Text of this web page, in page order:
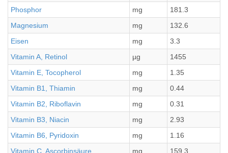
Phosphor
mg 181.3
Magnesium
mg 132.6
Eisen
mg 3.3
Vitamin A, Retinol
µg 1455
Vitamin E, Tocopherol
mg 1.35
Vitamin B1, Thiamin
mg 0.44
Vitamin B2, Riboflavin
mg 0.31
Vitamin B3, Niacin
mg 2.93
Vitamin B6, Pyridoxin
mg 1.16
Vitamin C, Ascorbinsäure
mg 159.3